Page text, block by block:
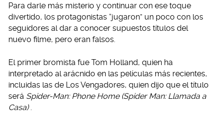
Para darle más misterio y continuar con ese toque
divertido, los protagonistas “jugaron” un poco con los
seguidores al dar a conocer supuestos títulos del
nuevo filme, pero eran falsos.
El primer bromista fue Tom Holland, quien ha
interpretado al arácnido en las películas más recientes,
incluidas las de Los Vengadores, quien dijo que el título
será Spider-Man: Phone Home (Spider Man: Llamada a
Casa)